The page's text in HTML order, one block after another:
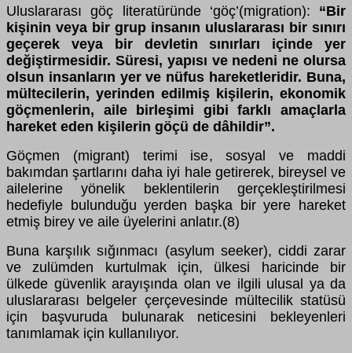
Uluslararası göç literatüründe ‘göç’(migration): “Bir
kişinin veya bir grup insanın uluslararası bir sınırı
geçerek veya bir devletin sınırları içinde yer
değiştirmesidir. Süresi, yapısı ve nedeni ne olursa
olsun insanların yer ve nüfus hareketleridir. Buna,
mültecilerin, yerinden edilmiş kişilerin, ekonomik
göçmenlerin, aile birleşimi gibi farklı amaçlarla
hareket eden kişilerin göçü de dâhildir”.
Göçmen (migrant) terimi ise, sosyal ve maddi
bakımdan şartlarını daha iyi hale getirerek, bireysel ve
ailelerine yönelik beklentilerin gerçekleştirilmesi
hedefiyle bulunduğu yerden başka bir yere hareket
etmiş birey ve aile üyelerini anlatır.(8)
Buna karşılık sığınmacı (asylum seeker), ciddi zarar
ve zulümden kurtulmak için, ülkesi haricinde bir
ülkede güvenlik arayışında olan ve ilgili ulusal ya da
uluslararası belgeler çerçevesinde mültecilik statüsü
için başvuruda bulunarak neticesini bekleyenleri
tanımlamak için kullanılıyor.